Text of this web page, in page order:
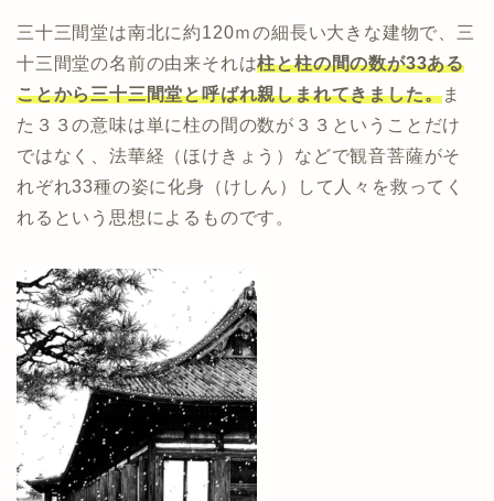
三十三間堂は南北に約120ｍの細長い大きな建物で、三
十三間堂の名前の由来それは柱と柱の間の数が33ある
ことから三十三間堂と呼ばれ親しまれてきました。ま
た３３の意味は単に柱の間の数が３３ということだけ
ではなく、法華経（ほけきょう）などで観音菩薩がそ
れぞれ33種の姿に化身（けしん）して人々を救ってく
れるという思想によるものです。